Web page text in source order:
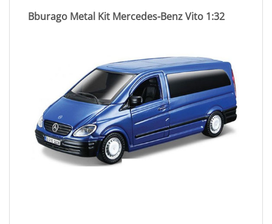
Bburago Metal Kit Mercedes-Benz Vito 1:32